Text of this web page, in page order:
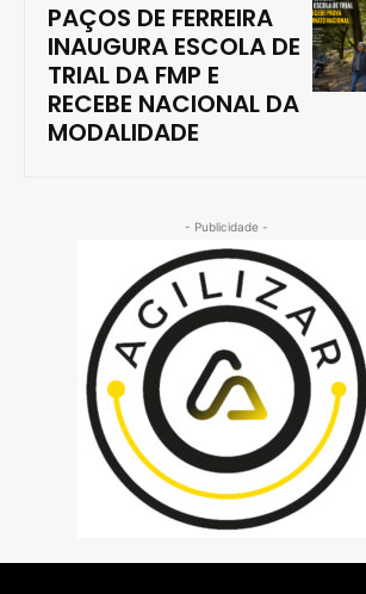
PAÇOS DE FERREIRA
INAUGURA ESCOLA DE
TRIAL DA FMP E
RECEBE NACIONAL DA
MODALIDADE
- Publicidade -